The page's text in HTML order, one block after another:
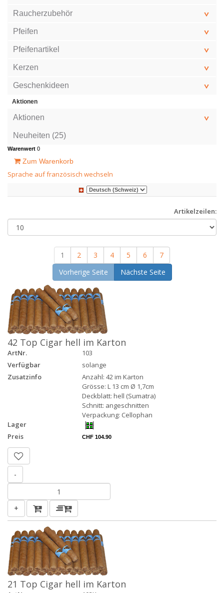
Raucherzubehör
Pfeifen
Pfeifenartikel
Kerzen
Geschenkideen
Aktionen
Aktionen
Neuheiten (25)
Warenwert 0
Zum Warenkorb
Sprache auf französisch wechseln
Artikelzeilen:
1 2 3 4 5 6
7
Vorherige Seite
Nächste Seite
42 Top Cigar hell im Karton
ArtNr.
103
Verfügbar
solange
Zusatzinfo
Anzahl: 42 im Karton
Grösse: L 13 cm Ø 1,7cm
Deckblatt: hell (Sumatra)
Schnitt: angeschnitten
Verpackung: Cellophan
Lager
Preis
CHF 104.90
-
+
21 Top Cigar hell im Karton